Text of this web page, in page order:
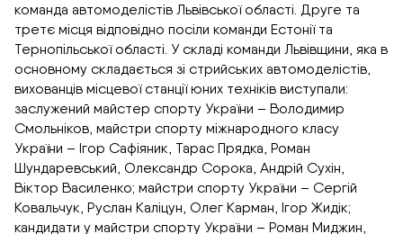
команда автомоделістів Львівської області. Друге та
третє місця відповідно посіли команди Естонії та
Тернопільської області. У складі команди Львівщини, яка в
основному складається зі стрийських автомоделістів,
вихованців місцевої станції юних техніків виступали:
заслужений майстер спорту України – Володимир
Смольніков, майстри спорту міжнародного класу
України – Ігор Сафіяник, Тарас Прядка, Роман
Шундаревський, Олександр Сорока, Андрій Сухін,
Віктор Василенко; майстри спорту України – Сергій
Ковальчук, Руслан Каліцун, Олег Карман, Ігор Жидік;
кандидати у майстри спорту України – Роман Миджин,